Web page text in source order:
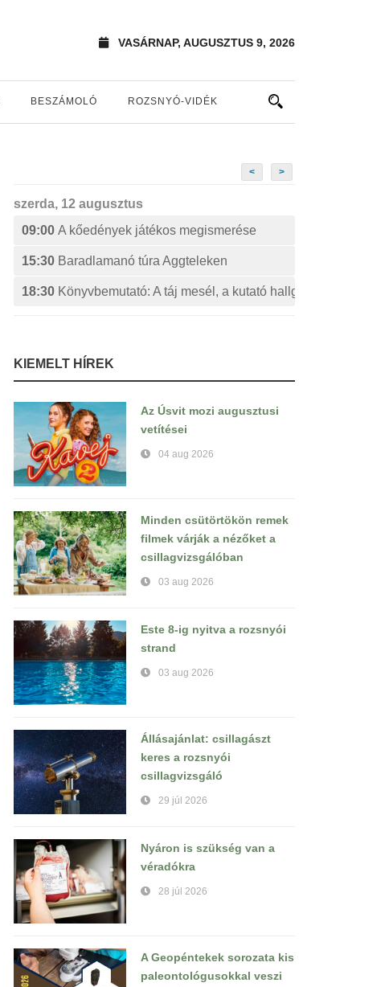
VASÁRNAP, AUGUSZTUS 9, 2026
BESZÁMOLÓ ROZSNYÓ-VIDÉK
< >
szerda, 12 augusztus
09:00 A kőedények játékos megismerése
15:30 Baradlamanó túra Aggteleken
18:30 Könyvbemutató: A táj mesél, a kutató hallgatja
KIEMELT HÍREK
Az Úsvit mozi augusztusi
vetítései
04 aug 2026
Minden csütörtökön remek
filmek várják a nézőket a
csillagvizsgálóban
03 aug 2026
Este 8-ig nyitva a rozsnyói
strand
03 aug 2026
Állásajánlat: csillagászt
keres a rozsnyói
csillagvizsgáló
29 júl 2026
Nyáron is szükség van a
véradókra
28 júl 2026
A Geopéntekek sorozata kis
paleontológusokkal veszi